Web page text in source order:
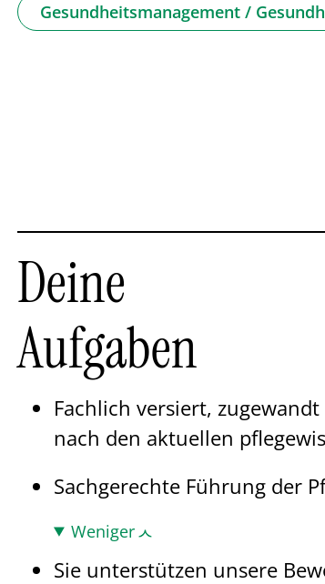
Gesundheitsmanagement /
Deine
Aufgaben
Fachlich versiert,
nach den aktuellen
Sachgerechte Führung der
Weniger
Sie unterstützen unsere